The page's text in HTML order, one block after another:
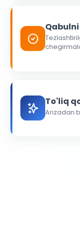
To'liq
Arizadan